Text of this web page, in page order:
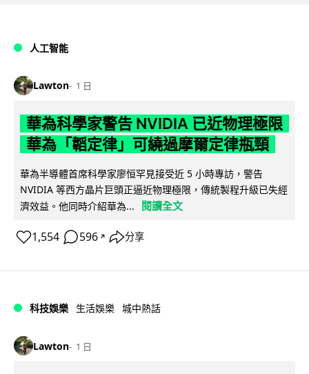
人工智能
Lawton 1 日
華為科學家警告 NVIDIA 已近物理極限
華為「韜定律」可繞過摩爾定律瓶頸
華為半導體首席科學家廖恒罕見接受近 5 小時專訪，警告
NVIDIA 等西方晶片巨頭正逼近物理極限，傳統製程升級已失經
濟效益。他同時介紹華為...
閱讀全文
1,554 596 ↗ 分享
科技娛樂 生活娛樂 城中熱話
Lawton 1 日